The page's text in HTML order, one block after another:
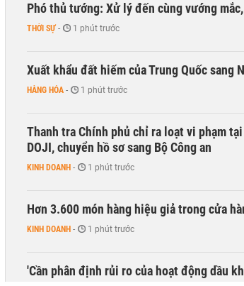
Phó thủ tướng: Xử lý đến cùng vướng
THỜI SỰ - 1 phút trước
Xuất khẩu đất hiếm của Trung Quốc sang
HÀNG HÓA - 1 phút trước
Thanh tra Chính phủ chỉ ra loạt vi phạm
DOJI, chuyển hồ sơ sang Bộ Công an
KINH DOANH - 1 phút trước
Hơn 3.600 món hàng hiệu giả trong cửa
KINH DOANH - 1 phút trước
'Cần phân định rủi ro của hoạt động dầu